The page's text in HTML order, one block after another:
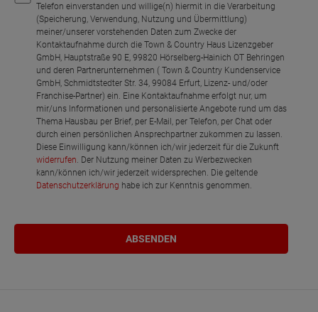
Telefon einverstanden und willige(n) hiermit in die Verarbeitung
(Speicherung, Verwendung, Nutzung und Übermittlung)
meiner/unserer vorstehenden Daten zum Zwecke der
Kontaktaufnahme durch die Town & Country Haus Lizenzgeber
GmbH, Hauptstraße 90 E, 99820 Hörselberg-Hainich OT Behringen
und deren Partnerunternehmen ( Town & Country Kundenservice
GmbH, Schmidtstedter Str. 34, 99084 Erfurt, Lizenz- und/oder
Franchise-Partner) ein. Eine Kontaktaufnahme erfolgt nur, um
mir/uns Informationen und personalisierte Angebote rund um das
Thema Hausbau per Brief, per E-Mail, per Telefon, per Chat oder
durch einen persönlichen Ansprechpartner zukommen zu lassen.
Diese Einwilligung kann/können ich/wir jederzeit für die Zukunft
widerrufen. Der Nutzung meiner Daten zu Werbezwecken
kann/können ich/wir jederzeit widersprechen. Die geltende
Datenschutzerklärung habe ich zur Kenntnis genommen.